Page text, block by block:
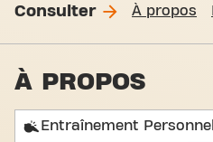
Consulter À propos
À PROPOS
Entraînement Personnel